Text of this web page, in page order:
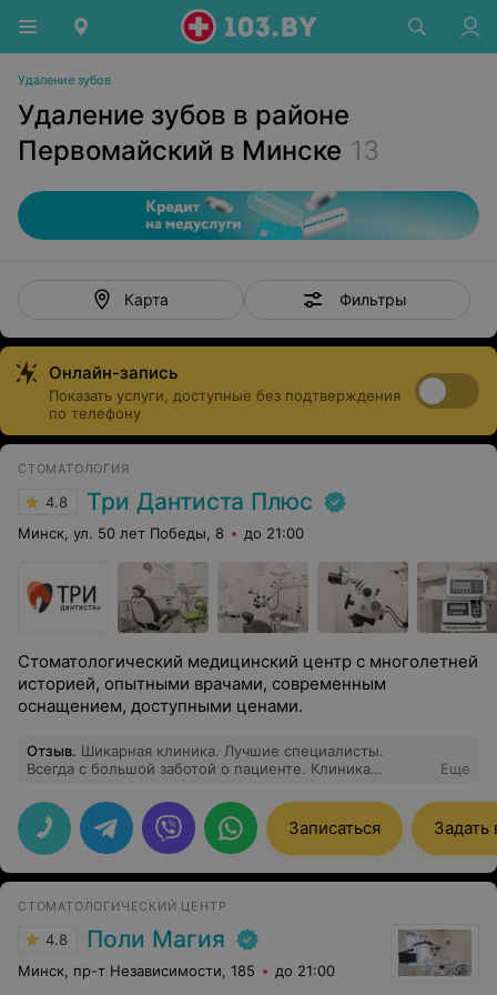
Удаление зубов
Удаление зубов в районе
Первомайский в Минске 13
Карта Фильтры
Онлайн-запись
Показать услуги, доступные без подтверждения
по телефону
СТОМАТОЛОГИЯ
4.8 Три Дантиста Плюс
Минск, ул. 50 лет Победы, 8 до 21:00
Стоматологический медицинский центр с многолетней
историей, опытными врачами, современным
оснащением, доступными ценами.
Отзыв. Шикарная клиника. Лучшие специалисты.
Всегда с большой заботой о пациенте. Клиника
сделать снимок. Адекватные цены. Отдельно хочу
сказать большое спасибо хирургу с золотыми руками
Балыко Инне Георгиевне.
Еще
Записаться Задать
СТОМАТОЛОГИЧЕСКИЙ ЦЕНТР
4.8 Поли Магия
Минск, пр-т Независимости, 185 до 21:00